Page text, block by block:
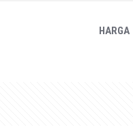
HARGA